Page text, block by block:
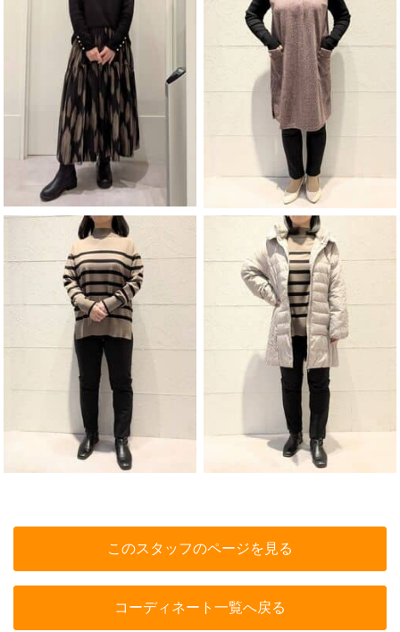
このスタッフのページを見る
コーディネート一覧へ戻る